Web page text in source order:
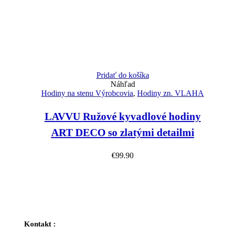
Pridať do košíka
Náhľad
Hodiny na stenu Výrobcovia, Hodiny zn. VLAHA
LAVVU Ružové kyvadlové hodiny
ART DECO so zlatými detailmi
€99.90
Kontakt :